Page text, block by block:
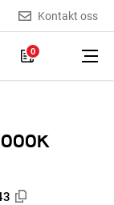
Kontakt oss
0